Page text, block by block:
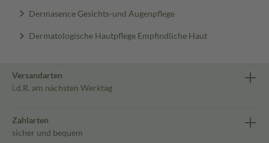
Dermasence Gesichts-und Augenpflege
Dermatologische Hautpflege Empfindliche Haut
Versandarten
i.d.R. am nächsten Werktag
Zahlarten
sicher und bequem